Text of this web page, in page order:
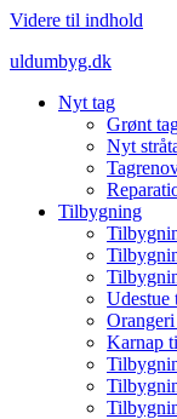
Videre til indhold
uldumbyg.dk
Nyt tag
Grønt
Nyt
Tilbygning
Karnap